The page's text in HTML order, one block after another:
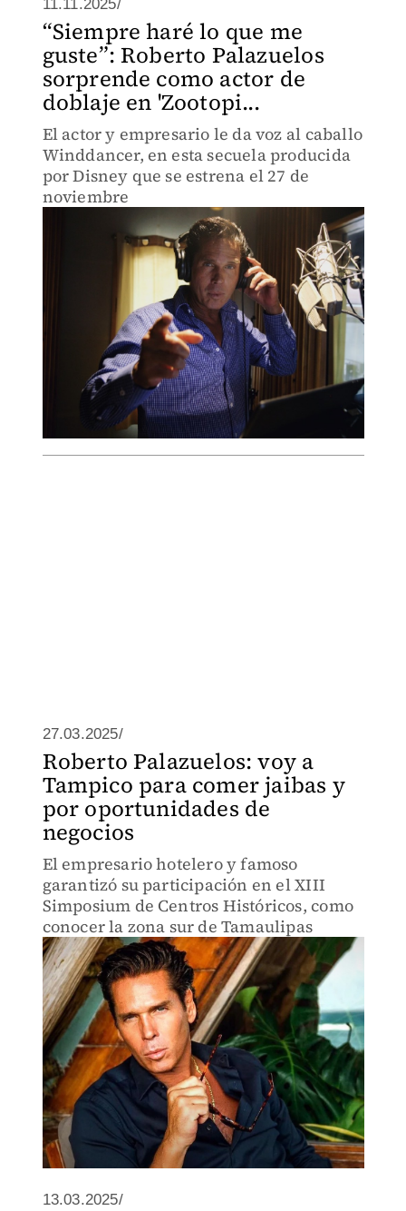
11.11.2025/
“Siempre haré lo que me
guste”: Roberto Palazuelos
sorprende como actor de
doblaje en 'Zootopi...
El actor y empresario le da voz al caballo
Winddancer, en esta secuela producida
por Disney que se estrena el 27 de
noviembre
27.03.2025/
Roberto Palazuelos: voy a
Tampico para comer jaibas y
por oportunidades de
negocios
El empresario hotelero y famoso
garantizó su participación en el XIII
Simposium de Centros Históricos, como
conocer la zona sur de Tamaulipas
13.03.2025/